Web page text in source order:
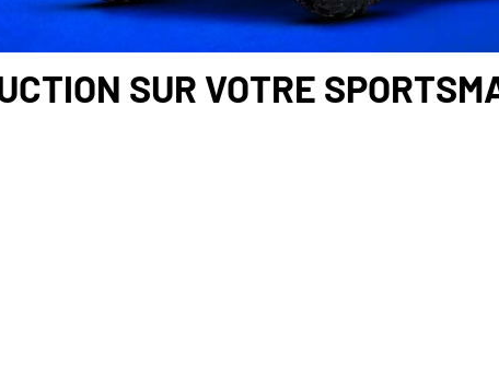
SUR VOTRE